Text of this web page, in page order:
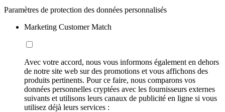
Paramètres de protection des données personnalisés
Marketing Customer Match
Avec votre accord, nous vous informons également en dehors
de notre site web sur des promotions et vous affichons des
produits pertinents. Pour ce faire, nous comparons vos
données personnelles cryptées avec les fournisseurs externes
suivants et utilisons leurs canaux de publicité en ligne si vous
utilisez déjà leurs services :